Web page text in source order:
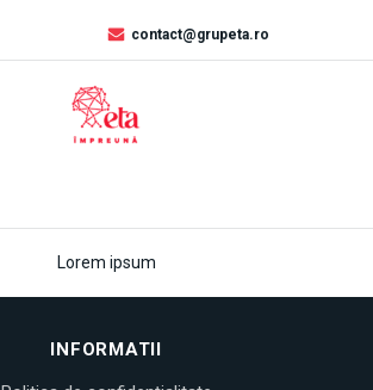
contact@grupeta.ro
Lorem ipsum
INFORMATII